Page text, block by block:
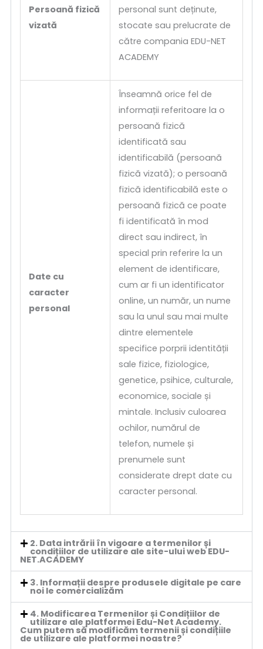
Persoană fizică
vizată
personal sunt deținute,
stocate sau prelucrate de
către compania EDU-NET
ACADEMY
Date cu
caracter
personal
Înseamnă orice fel de
informații referitoare la o
persoană fizică
identificată sau
identificabilă (persoană
fizică vizată); o persoană
fizică identificabilă este o
persoană fizică ce poate
fi identificată în mod
direct sau indirect, în
special prin referire la un
element de identificare,
cum ar fi un identificator
online, un număr, un nume
sau la unul sau mai multe
dintre elementele
specifice porprii identității
sale fizice, fiziologice,
genetice, psihice, culturale,
economice, sociale și
mintale. Inclusiv culoarea
ochilor, numărul de
telefon, numele și
prenumele sunt
considerate drept date cu
caracter personal.
2. Data intrării în vigoare a termenilor și
condițiilor de utilizare ale site-ului web EDU-
NET.ACADEMY
3. Informații despre produsele digitale pe care
noi le comercializăm
4. Modificarea Termenilor și Condițiilor de
utilizare ale platformei Edu-Net Academy.
Cum putem să modificăm termenii și condițiile
de utilizare ale platformei noastre?